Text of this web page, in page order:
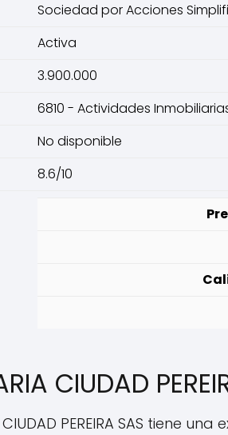
Sociedad por Acciones
Activa
3.900.000
6810 - Actividades
No disponible
8.6/10
CIUDAD
PEREIRA SAS tiene